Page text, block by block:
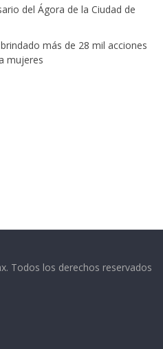
del Ágora de la Ciudad de
más de 28 mil acciones
mujeres
Todos los derechos reservados